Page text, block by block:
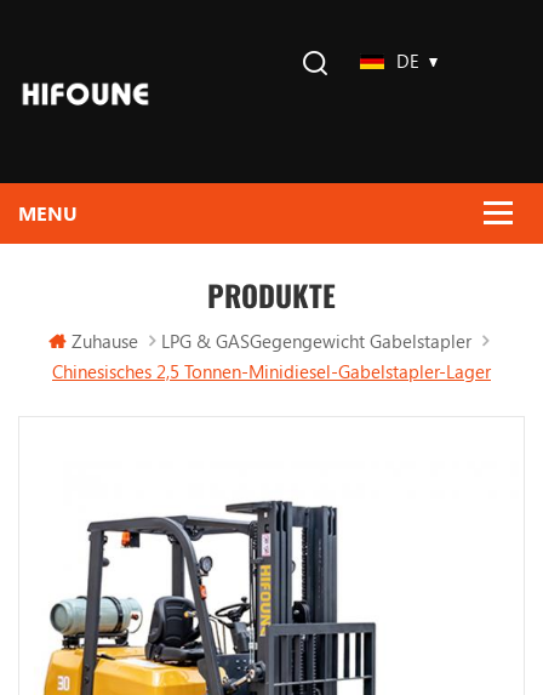
DE
PRODUKTE
Zuhause
LPG & GASGegengewicht Gabelstapler
Chinesisches 2,5 Tonnen-Minidiesel-Gabelstapler-Lager